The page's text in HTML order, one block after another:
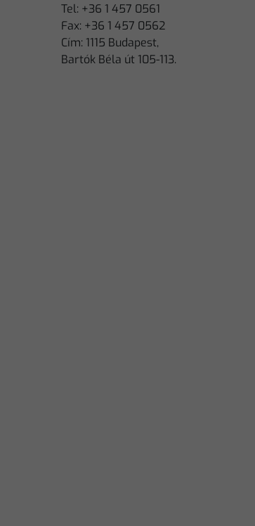
Tel: +36 1 457 0561
Fax: +36 1 457 0562
Cím: 1115 Budapest,
Bartók Béla út 105-113.